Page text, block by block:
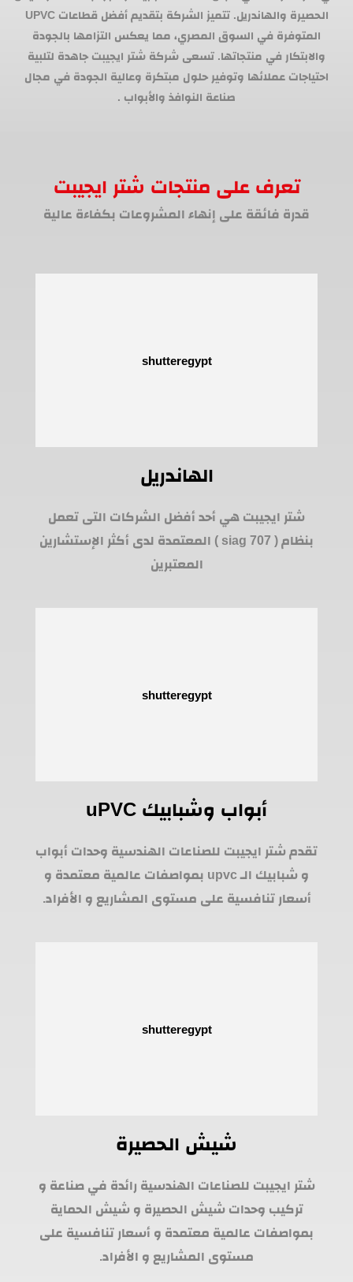
الحصيرة والهاندريل. تتميز الشركة بتقديم أفضل قطاعات UPVC
المتوفرة في السوق المصري، مما يعكس التزامها بالجودة
والابتكار في منتجاتها. تسعى شركة شتر ايجيبت جاهدة لتلبية
احتياجات عملائها وتوفير حلول مبتكرة وعالية الجودة في مجال
صناعة النوافذ والأبواب .
تعرف على منتجات شتر ايجيبت
قدرة فائقة على إنهاء المشروعات بكفاءة عالية
الهاندريل
شتر ايجيبت هي أحد أفضل الشركات التى تعمل
بنظام ( siag 707 ) المعتمدة لدى أكثر الإستشارين
المعتبرين
أبواب وشبابيك uPVC
تقدم شتر ايجيبت للصناعات الهندسية وحدات أبواب
و شبابيك الـ upvc بمواصفات عالمية معتمدة و
أسعار تنافسية على مستوى المشاريع و الأفراد.
شيش الحصيرة
شتر ايجيبت للصناعات الهندسية رائدة في صناعة و
تركيب وحدات شيش الحصيرة و شيش الحماية
بمواصفات عالمية معتمدة و أسعار تنافسية على
مستوى المشاريع و الأفراد.